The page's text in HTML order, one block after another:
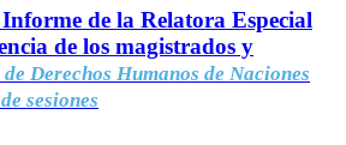
de la Relatora Especial
de los magistrados y
Derechos Humanos de Naciones
sesiones